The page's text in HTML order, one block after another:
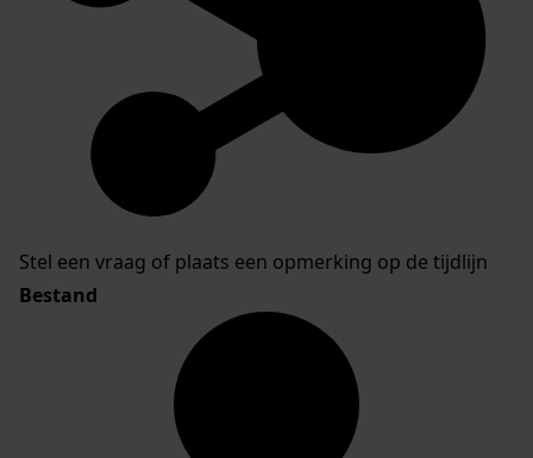
Stel een vraag of plaats een opmerking op de tijdlijn
Bestand